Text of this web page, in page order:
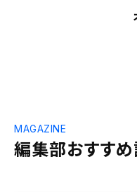
編集部おすす
MAGAZINE